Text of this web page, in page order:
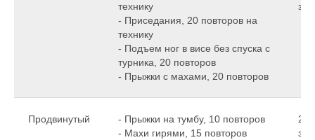
технику
- Приседания, 20 повторов на
технику
- Подъем ног в висе без спуска с
турника, 20 повторов
- Прыжки с махами, 20 повторов
Продвинутый
- Прыжки на тумбу, 10 повторов
- Махи гирями, 15 повторов
20